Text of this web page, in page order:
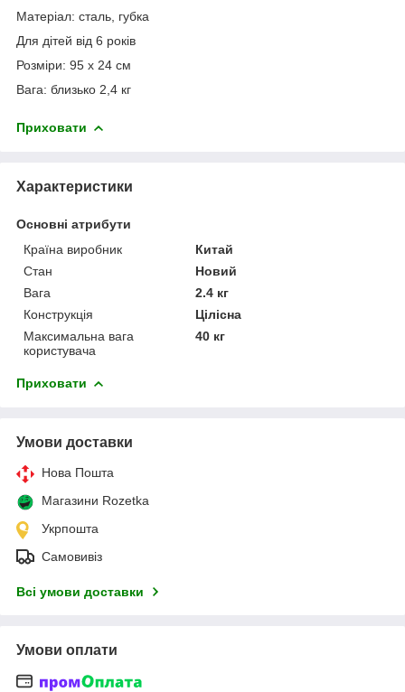
Матеріал: сталь, губка
Для дітей від 6 років
Розміри: 95 х 24 см
Вага: близько 2,4 кг
Приховати
Характеристики
Основні атрибути
Країна виробник
Китай
Стан
Новий
Вага
2.4 кг
Конструкція
Цілісна
Максимальна вага
користувача
40 кг
Приховати
Умови доставки
Нова Пошта
Магазини Rozetka
Укрпошта
Самовивіз
Всі умови доставки
Умови оплати